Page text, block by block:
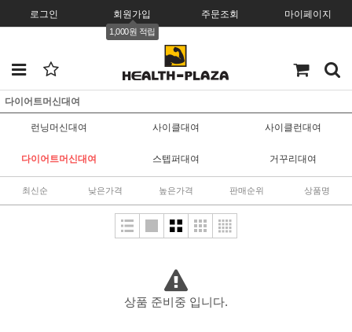
로그인 회원가입
1,000원 적립
주문조회 마이페이지
다이어트머신대여
런닝머신대여 사이클대여 사이클런대여
다이어트머신대여 스텝퍼대여 거꾸리대여
최신순 낮은가격 높은가격 판매순위 상품명
상품 준비중 입니다.